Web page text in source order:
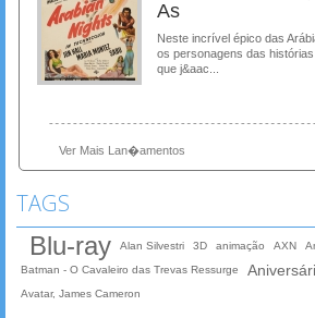
As
Neste incrível épico das
os personagens das histórias
que j&aac...
Ver Mais Lan�amentos
TAGS
Blu-ray
Alan Silvestri 3D animação AXN
Batman - O Cavaleiro das Trevas Ressurge
Avatar, James Cameron